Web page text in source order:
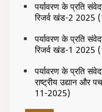
पर्यावरण के प्रति
रिजर्व खंड-2 2025
पर्यावरण के प्रति
रिजर्व खंड-1 2025
पर्यावरण के प्रति
राष्ट्रीय उद्यान और
11-2025)